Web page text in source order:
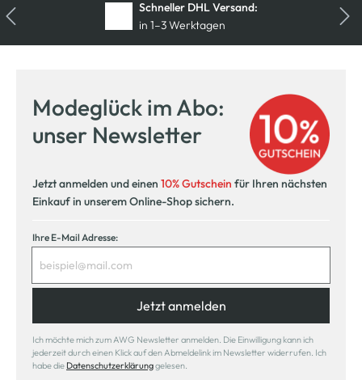
Schneller DHL Versand:
in 1–3 Werktagen
Kostenlose Filiallieferung
in Ihre Wunschfiliale
Modeglück im Abo:
unser Newsletter
Jetzt anmelden und einen 10% Gutschein für Ihren nächsten
Einkauf in unserem Online-Shop sichern.
Ihre E-Mail Adresse:
Jetzt anmelden
Ich möchte mich zum AWG Newsletter anmelden. Die Einwilligung kann ich
jederzeit durch einen Klick auf den Abmeldelink im Newsletter widerrufen. Ich
habe die Datenschutzerklärunggelesen.